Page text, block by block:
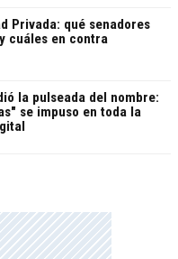
Privada: qué senadores
cuáles en contra
la pulseada del nombre:
se impuso en toda la